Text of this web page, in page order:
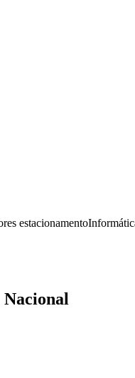
estacionamento